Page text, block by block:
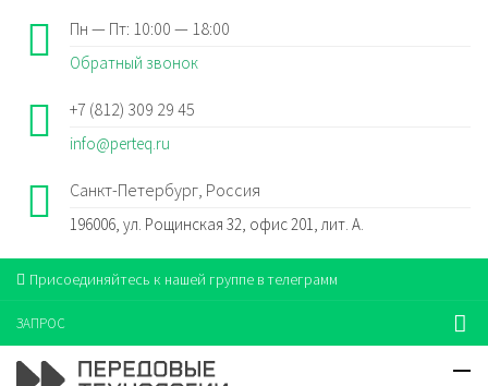
Пн — Пт: 10:00 — 18:00
Обратный звонок
+7 (812) 309 29 45
info@perteq.ru
Санкт-Петербург, Россия
196006, ул. Рощинская 32, офис 201, лит. А.
Присоединяйтесь к нашей группе в телеграмм
ЗАПРОС